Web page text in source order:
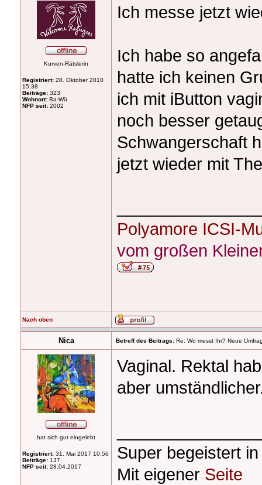
Kurven-Rätslerin
Registriert: 28. Oktober 2010
15:38
Beiträge: 323
Wohnort: Ba-Wü
NFP seit: 2002
Ich messe jetzt
Ich habe so
hatte ich keinen
ich mit iButton
noch besser
Schwangerschaft
jetzt wieder mit
Polyamore ICSI-
vom großen
Nach oben
Nica Betreff des Beitrags: Re: Wo messt Ihr? Neue
hat sich gut eingelebt
Registriert: 31. Mai 2017 10:56
Beiträge: 137
NFP seit: 28.04.2017
Vaginal. Rektal
aber
Super begeistert
Mit eigener Seite